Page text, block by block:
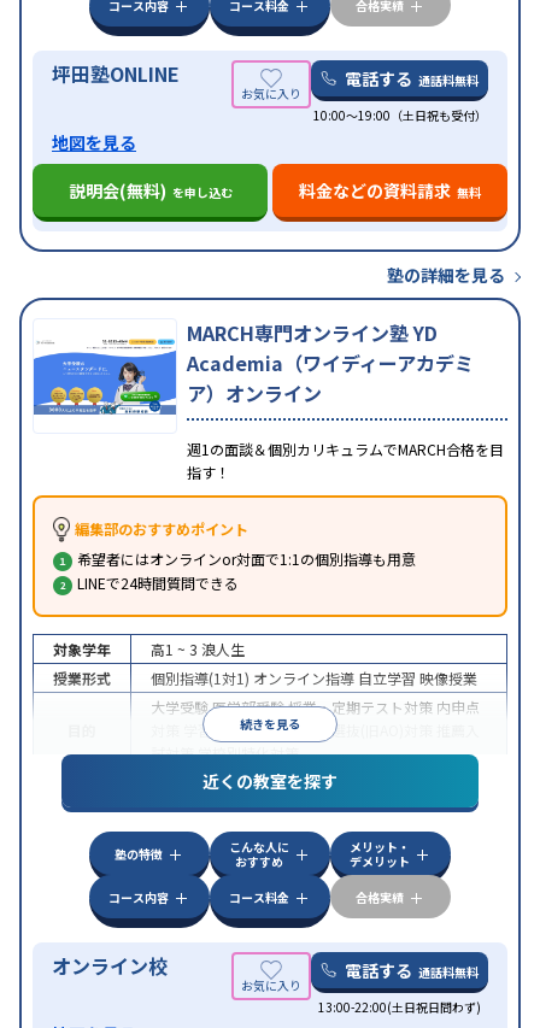
科目から受講可能季節講習のみの受講可発達障害
の子どもに対応
コース内容 コース料金 合格実績
坪田塾ONLINE 電話する 通話料無料
10:00～19:00（土日祝も受付）
地図を見る
説明会(無料) を申し込む 料金などの資料請求 無料
塾の詳細を見る
MARCH専門オンライン塾 YD
Academia（ワイディーアカデミ
ア）オンライン
週1の面談＆個別カリキュラムでMARCH合格を目
指す！
編集部のおすすめポイント
希望者にはオンラインor対面で1:1の個別指導も用意
LINEで24時間質問できる
続きを見る
対象学年 高1 ~ 3 浪人生
授業形式
個別指導(1対1) オンライン指導 自立学習 映像授業
大学受験医学部受験授業・定期テスト対策 内申点
学習習慣の定着 総合型選抜(旧AO)対策
試対策学校別特化対策
特徴
中高一貫校生に対応授業の振替可能
学習にPC・タブレットを利用オンライン対応1
科目から受講可能
近くの教室を探す
塾の特徴
こんな人に
おすすめ
メリット・
デメリット
コース内容
コース料金 合格実績
オンライン校 電話する 通話料無料
13:00-22:00(土日祝日問わず)